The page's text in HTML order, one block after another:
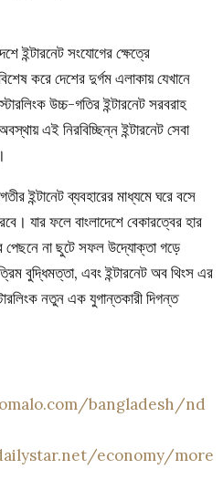
ইন্টারনেট সংযোগের ক্ষেত্রে
করে দেশের দুর্গম এলাকায় যেখানে
উচ্চ-গতির ইন্টারনেট সরবরাহ
এই নিরবিচ্ছিন্ন ইন্টারনেট সেবা
ইন্টানেট ব্যবহারের মাধ্যমে ঘরে বসে
যার ফলে বাংলাদেশে বেকারত্বের হার
পেছনে না ছুটে সফল উদ্যোক্তা গড়ে
বুদ্ধিমত্তা, এবং ইন্টারনেট অব থিংস এর
নতুন এক যুগান্তকারী দিগন্ত
bangladesh/nd
economy/more